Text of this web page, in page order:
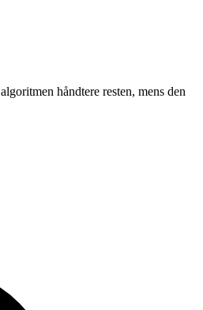
håndtere resten, mens den